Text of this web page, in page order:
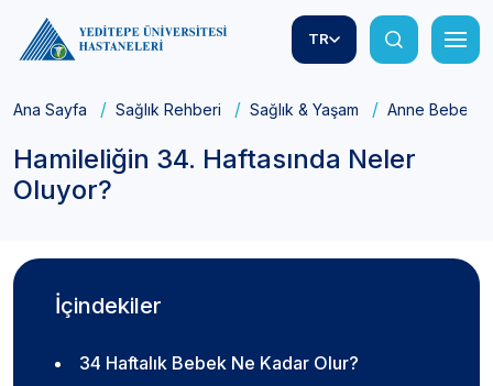
TR
Ana Sayfa Sağlık Rehberi Sağlık & Yaşam Anne Bebek
Hamileliğin 34. Haftasında Neler
Oluyor?
İçindekiler
34 Haftalık Bebek Ne Kadar Olur?